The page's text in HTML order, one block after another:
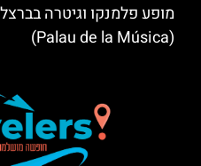
מופע פלמנקו וגיטרה
(Palau de la Música)